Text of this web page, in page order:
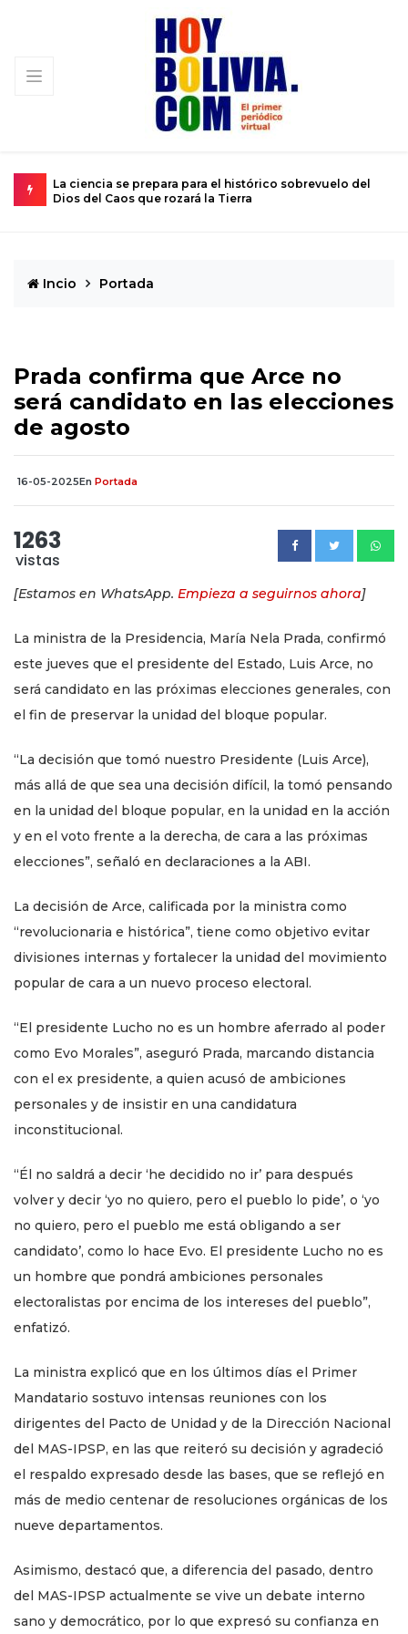
La ciencia se prepara para el histórico sobrevuelo del
Dios del Caos que rozará la Tierra
Incio Portada
Prada confirma que Arce no
será candidato en las elecciones
de agosto
16-05-2025En Portada
1263
vistas
[Estamos en WhatsApp. Empieza a seguirnos ahora]
La ministra de la Presidencia, María Nela Prada, confirmó
este jueves que el presidente del Estado, Luis Arce, no
será candidato en las próximas elecciones generales, con
el fin de preservar la unidad del bloque popular.
“La decisión que tomó nuestro Presidente (Luis Arce),
más allá de que sea una decisión difícil, la tomó pensando
en la unidad del bloque popular, en la unidad en la acción
y en el voto frente a la derecha, de cara a las próximas
elecciones”, señaló en declaraciones a la ABI.
La decisión de Arce, calificada por la ministra como
“revolucionaria e histórica”, tiene como objetivo evitar
divisiones internas y fortalecer la unidad del movimiento
popular de cara a un nuevo proceso electoral.
“El presidente Lucho no es un hombre aferrado al poder
como Evo Morales”, aseguró Prada, marcando distancia
con el ex presidente, a quien acusó de ambiciones
personales y de insistir en una candidatura
inconstitucional.
“Él no saldrá a decir ‘he decidido no ir’ para después
volver y decir ‘yo no quiero, pero el pueblo lo pide’, o ‘yo
no quiero, pero el pueblo me está obligando a ser
candidato’, como lo hace Evo. El presidente Lucho no es
un hombre que pondrá ambiciones personales
electoralistas por encima de los intereses del pueblo”,
enfatizó.
La ministra explicó que en los últimos días el Primer
Mandatario sostuvo intensas reuniones con los
dirigentes del Pacto de Unidad y de la Dirección Nacional
del MAS-IPSP, en las que reiteró su decisión y agradeció
el respaldo expresado desde las bases, que se reflejó en
más de medio centenar de resoluciones orgánicas de los
nueve departamentos.
Asimismo, destacó que, a diferencia del pasado, dentro
del MAS-IPSP actualmente se vive un debate interno
sano y democrático, por lo que expresó su confianza en